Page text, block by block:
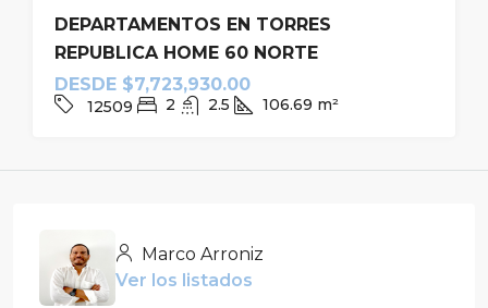
DEPARTAMENTOS EN TORRES
REPUBLICA HOME 60 NORTE
DESDE $7,723,930.00
12509 2 2.5 106.69 m²
Marco Arroniz
Ver los listados